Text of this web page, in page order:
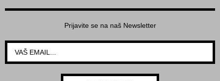
Prijavite se na naš Newsletter